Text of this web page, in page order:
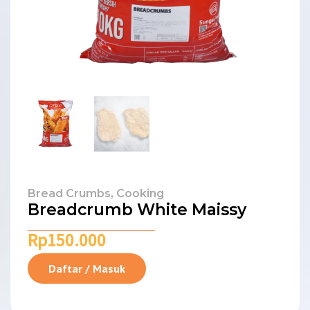
Bread Crumbs, Cooking
Breadcrumb White Maissy
Rp150.000
Daftar / Masuk